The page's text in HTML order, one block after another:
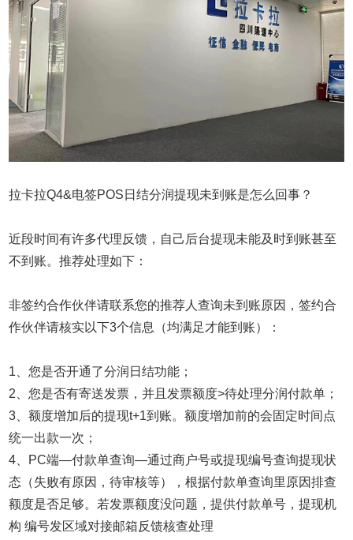
拉卡拉Q4&电签POS日结分润提现未到账是怎么回事？
近段时间有许多代理反馈，自己后台提现未能及时到账甚至
不到账。推荐处理如下：
非签约合作伙伴请联系您的推荐人查询未到账原因，签约合
作伙伴请核实以下3个信息（均满足才能到账）：
1、您是否开通了分润日结功能；
2、您是否有寄送发票，并且发票额度>待处理分润付款单；
3、额度增加后的提现t+1到账。额度增加前的会固定时间点
统一出款一次；
4、PC端—付款单查询—通过商户号或提现编号查询提现状
态（失败有原因，待审核等），根据付款单查询里原因排查
额度是否足够。若发票额度没问题，提供付款单号，提现机
构 编号发区域对接邮箱反馈核查处理